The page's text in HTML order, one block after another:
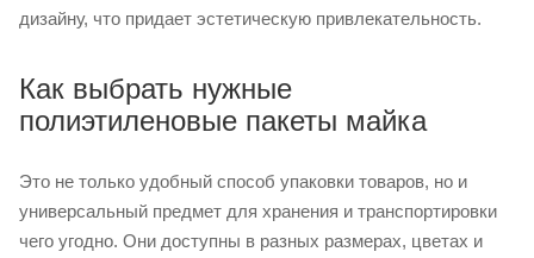
дизайну, что придает эстетическую привлекательность.
Как выбрать нужные
полиэтиленовые пакеты майка
Это не только удобный способ упаковки товаров, но и
универсальный предмет для хранения и транспортировки
чего угодно. Они доступны в разных размерах, цветах и ​​